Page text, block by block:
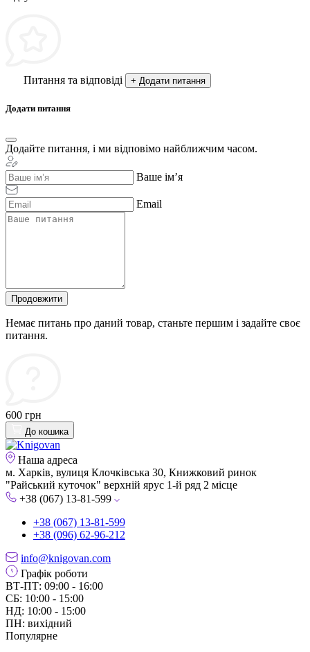
Питання та відповіді + Додати питання
Додати питання
Додайте питання, і ми відповімо найближчим часом.
Ваше ім’я
Email
Продовжити
Немає питань про даний товар, станьте першим і задайте своє
питання.
600 грн
До кошика
Наша адреса
м. Харків, вулиця Клочківська 30, Книжковий ринок
"Райський куточок" верхній ярус 1-й ряд 2 місце
+38 (067) 13-81-599
+38 (067) 13-81-599
+38 (096) 62-96-212
info@knigovan.com
Графік роботи
ВТ-ПТ: 09:00 - 16:00
СБ: 10:00 - 15:00
НД: 10:00 - 15:00
ПН: вихідний
Популярне